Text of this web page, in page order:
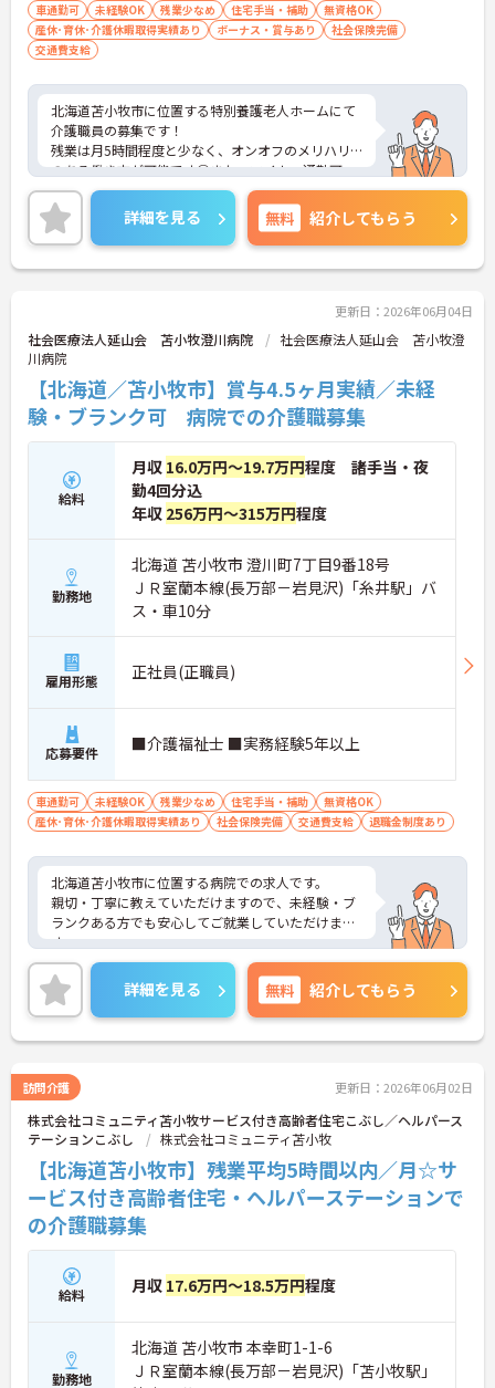
車通勤可 未経験OK 残業少なめ 住宅手当・補助
無資格OK
産休･育休･介護休暇取得実績あり
ボーナス・賞与あり
社会保険完備
交通費支給
北海道苫小牧市に位置する特別養護老人ホームにて
介護職員の募集です！
残業は月5時間程度と少なく、オンオフのメリハリ
のある働き方が可能です◎また、マイカー通勤可
能・無料駐車場完備と通勤に便利な環境が整ってお
ります♪
ご興味のある方には、面接対策ポイントなど、さら
に詳細をご案内しますのでお気軽にご相談くださ
い！
詳細を見る 無料 紹介してもらう
更新日：2026年06月04日
社会医療法人延山会 苫小牧澄川病院
社会医療法人延山会 苫小牧澄
川病院
【北海道／苫小牧市】賞与4.5ヶ月実績／未経
験・ブランク可 病院での介護職募集
給料
月収 16.0万円～19.7万円程度 諸手当・夜
勤4回分込
年収 256万円～315万円程度
勤務地
北海道 苫小牧市 澄川町7丁目9番18号
ＪＲ室蘭本線(長万部－岩見沢)「糸井駅」バ
ス・車10分
雇用形態 正社員(正職員)
応募要件 ■介護福祉士 ■実務経験5年以上
車通勤可 未経験OK 残業少なめ 住宅手当・補助
無資格OK
産休･育休･介護休暇取得実績あり
社会保険完備 交通費支給 退職金制度あり
北海道苫小牧市に位置する病院での求人です。
親切・丁寧に教えていただけますので、未経験・ブ
ランクある方でも安心してご就業していただけま
す。
また、賞与年4.5ヶ月分支給実績もあり、頑張りがし
っかりと反映されます。
ご興味のある方は、お気軽にお問い合わせくださ
い。
詳細を見る 無料 紹介してもらう
訪問介護 更新日：2026年06月02日
株式会社コミュニティ苫小牧サービス付き高齢者住宅こぶし／ヘルパース
テーションこぶし
株式会社コミュニティ苫小牧
【北海道苫小牧市】残業平均5時間以内／月☆サ
ービス付き高齢者住宅・ヘルパーステーションで
の介護職募集
給料 月収 17.6万円～18.5万円程度
勤務地
北海道 苫小牧市 本幸町1-1-6
ＪＲ室蘭本線(長万部－岩見沢)「苫小牧駅」